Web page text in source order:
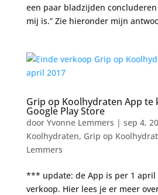
een paar bladzijden
mij is.” Zie hieronder mijn
Grip op Koolhydraten App te
Google Play Store
door Yvonne Lemmers | sep 4,
Koolhydraten, Grip op
Lemmers
*** update: de App is per 1 april
verkoop. Hier lees je er meer